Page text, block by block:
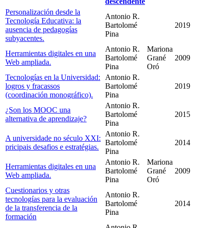
Personalización desde la
Tecnología Educativa: la
ausencia de pedagogías
subyacentes.
Antonio R.
Bartolomé
Pina
2019
Herramientas digitales en una
Web ampliada.
Antonio R.
Bartolomé
Pina
Mariona
Grané
Oró
2009
Tecnologías en la Universidad:
logros y fracassos
(coordinación monográfico).
Antonio R.
Bartolomé
Pina
2019
¿Son los MOOC una
alternativa de aprendizaje?
Antonio R.
Bartolomé
Pina
2015
A universidade no século XXI:
pricipais desafios e estratégias.
Antonio R.
Bartolomé
Pina
2014
Herramientas digitales en una
Web ampliada.
Antonio R.
Bartolomé
Pina
Mariona
Grané
Oró
2009
Cuestionarios y otras
tecnologías para la evaluación
de la transferencia de la
formación
Antonio R.
Bartolomé
Pina
2014